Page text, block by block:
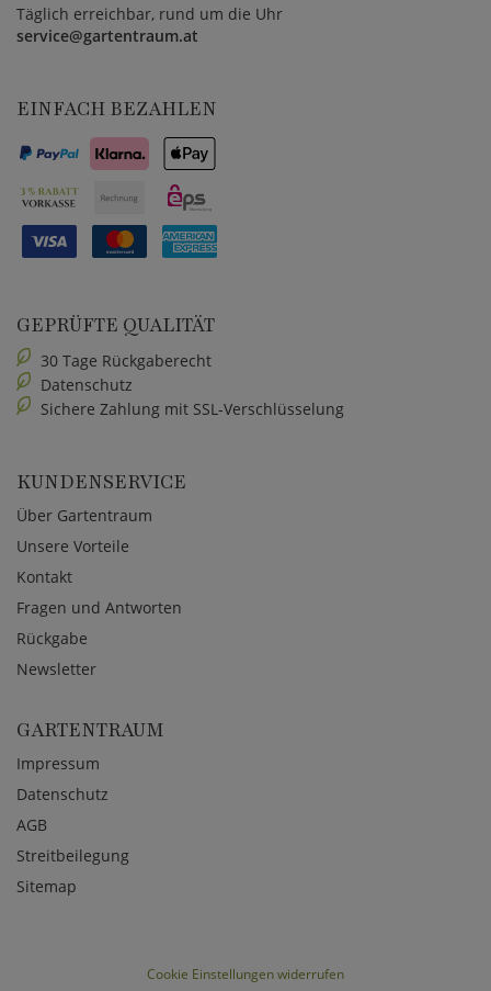
Täglich erreichbar, rund um die Uhr
service@gartentraum.at
EINFACH BEZAHLEN
GEPRÜFTE QUALITÄT
30 Tage Rückgaberecht
Datenschutz
Sichere Zahlung mit SSL-Verschlüsselung
KUNDENSERVICE
Über Gartentraum
Unsere Vorteile
Kontakt
Fragen und Antworten
Rückgabe
Newsletter
GARTENTRAUM
Impressum
Datenschutz
AGB
Streitbeilegung
Sitemap
Cookie Einstellungen widerrufen